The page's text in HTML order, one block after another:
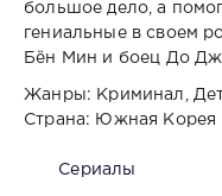
большое дело, а
гениальные в своем
Бён Мин и боец До
Жанры: Криминал,
Страна: Южная Корея
Сериалы